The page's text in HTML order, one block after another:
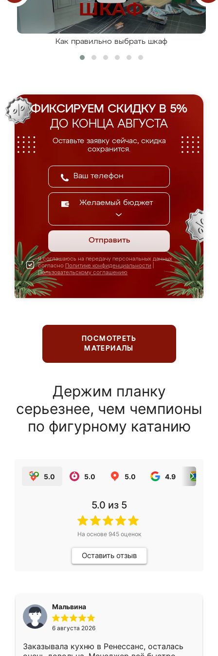
Как правильно выбрать шкаф
ФИКСИРУЕМ СКИДКУ В 5%
ДО КОНЦА АВГУСТА
Оставьте заявку сейчас, скидка
сохранится.
Желаемый бюджет
Отправить
Я соглашаюсь на передачу персональных данных
согласно Политике конфиденциальности
Пользовательскому соглашению
ПОСМОТРЕТЬ
МАТЕРИАЛЫ
Держим планку
серьезнее, чем чемпионы
по фигурному катанию
5.0 5.0 5.0 4.9
5.0 из 5
На основе 945оценок
Оставить отзыв
Мальвина
6 августа 2026
Заказывала кухню в Ренессанс, осталась